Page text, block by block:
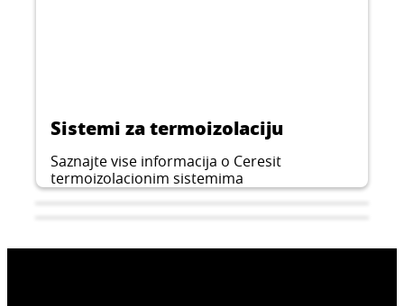
Sistemi za termoizolaciju
Saznajte vise informacija o Ceresit
termoizolacionim sistemima